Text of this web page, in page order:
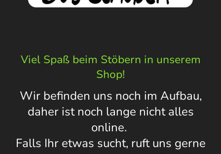
Viel Spaß beim Stöbern in unserem
Shop!
Wir befinden uns noch im Aufbau,
daher ist noch lange nicht alles
online.
Falls Ihr etwas sucht, ruft uns gerne